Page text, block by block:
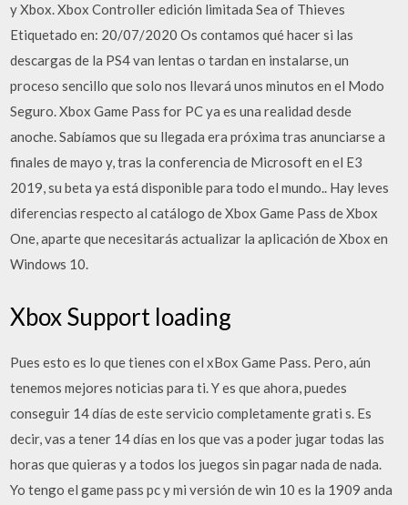
y Xbox. Xbox Controller edición limitada Sea of Thieves
Etiquetado en: 20/07/2020 Os contamos qué hacer si las
descargas de la PS4 van lentas o tardan en instalarse, un
proceso sencillo que solo nos llevará unos minutos en el Modo
Seguro. Xbox Game Pass for PC ya es una realidad desde
anoche. Sabíamos que su llegada era próxima tras anunciarse a
finales de mayo y, tras la conferencia de Microsoft en el E3
2019, su beta ya está disponible para todo el mundo.. Hay leves
diferencias respecto al catálogo de Xbox Game Pass de Xbox
One, aparte que necesitarás actualizar la aplicación de Xbox en
Windows 10.
Xbox Support loading
Pues esto es lo que tienes con el xBox Game Pass. Pero, aún
tenemos mejores noticias para ti. Y es que ahora, puedes
conseguir 14 días de este servicio completamente grati s. Es
decir, vas a tener 14 días en los que vas a poder jugar todas las
horas que quieras y a todos los juegos sin pagar nada de nada.
Yo tengo el game pass pc y mi versión de win 10 es la 1909 anda